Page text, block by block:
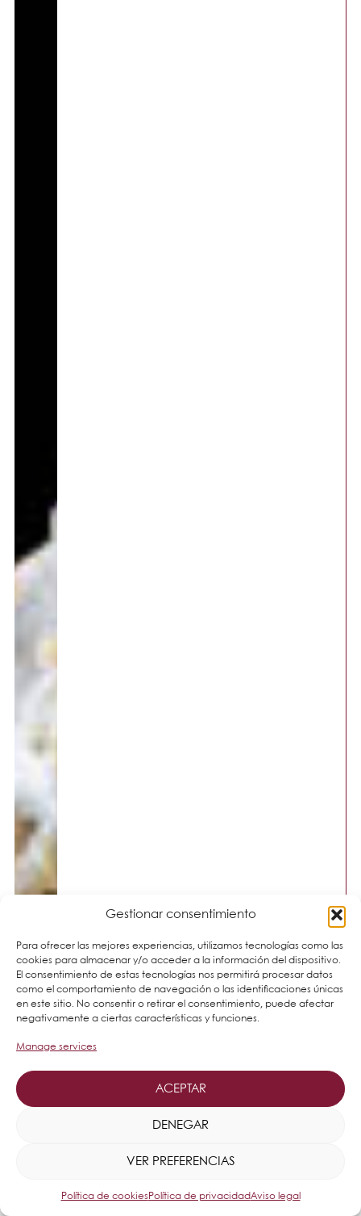
Gestionar consentimiento
Para ofrecer las mejores experiencias, utilizamos tecnologías como las
cookies para almacenar y/o acceder a la información del dispositivo.
El consentimiento de estas tecnologías nos permitirá procesar datos
como el comportamiento de navegación o las identificaciones únicas
en este sitio. No consentir o retirar el consentimiento, puede afectar
negativamente a ciertas características y funciones.
Manage services
ACEPTAR
DENEGAR
VER PREFERENCIAS
Política de cookiesPolítica de privacidadAviso legal